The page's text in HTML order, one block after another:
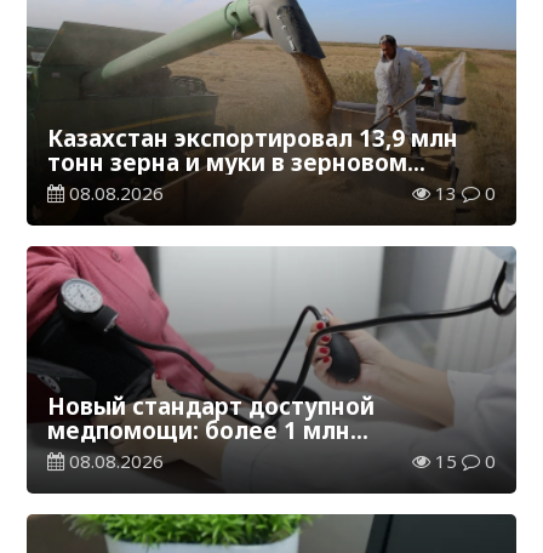
Казахстан экспортировал 13,9 млн
тонн зерна и муки в зерновом
эквиваленте
08.08.2026 13 0
Новый стандарт доступной
медпомощи: более 1 млн
казахстанцев получили
телемедицинские услуги
08.08.2026 15 0